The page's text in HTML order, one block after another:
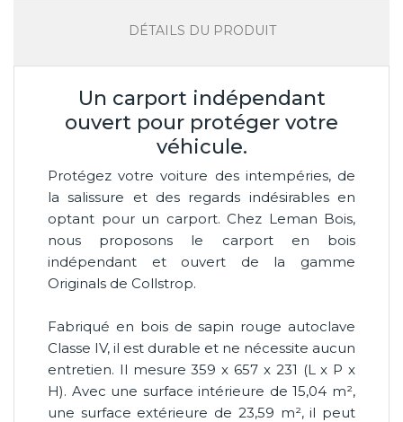
DÉTAILS DU PRODUIT
Un carport indépendant
ouvert pour protéger votre
véhicule.
Protégez votre voiture des intempéries, de
la salissure et des regards indésirables en
optant pour un carport. Chez Leman Bois,
nous proposons le carport en bois
indépendant et ouvert de la gamme
Originals de Collstrop.
Fabriqué en bois de sapin rouge autoclave
Classe IV, il est durable et ne nécessite aucun
entretien. Il mesure 359 x 657 x 231 (L x P x
H). Avec une surface intérieure de 15,04 m²,
une surface extérieure de 23,59 m², il peut